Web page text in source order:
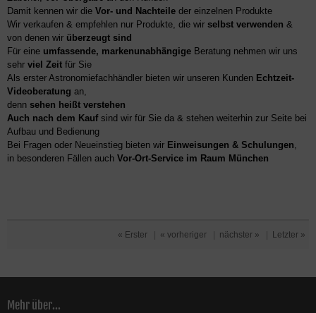
Damit kennen wir die Vor- und Nachteile der einzelnen Produkte
Wir verkaufen & empfehlen nur Produkte, die wir selbst verwenden &
von denen wir überzeugt sind
Für eine umfassende, markenunabhängige Beratung nehmen wir uns
sehr viel Zeit für Sie
Als erster Astronomiefachhändler bieten wir unseren Kunden Echtzeit-
Videoberatung an,
denn sehen heißt verstehen
Auch nach dem Kaufsind wir für Sie da & stehen weiterhin zur Seite bei
Aufbau und Bedienung
Bei Fragen oder Neueinstieg bieten wir Einweisungen & Schulungen,
in besonderen Fällen auch Vor-Ort-Service im Raum München
« Erster « vorheriger nächster » Letzter »
Mehr über...